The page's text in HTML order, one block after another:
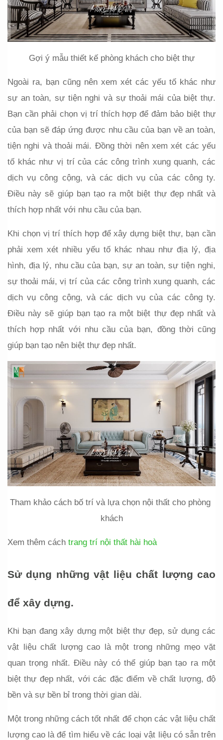
Gợi ý mẫu thiết kế phòng khách cho biệt thự
Ngoài ra, bạn cũng nên xem xét các yếu tố khác như
sự an toàn, sự tiện nghi và sự thoải mái của biệt thự.
Bạn cần phải chọn vị trí thích hợp để đảm bảo biệt thự
của bạn sẽ đáp ứng được nhu cầu của bạn về an toàn,
tiện nghi và thoải mái. Đồng thời nên xem xét các yếu
tố khác như vị trí của các công trình xung quanh, các
dịch vụ công cộng, và các dịch vụ của các công ty.
Điều này sẽ giúp bạn tạo ra một biệt thự đẹp nhất và
thích hợp nhất với nhu cầu của bạn.
Khi chọn vị trí thích hợp để xây dựng biệt thự, bạn cần
phải xem xét nhiều yếu tố khác nhau như địa lý, địa
hình, địa lý, nhu cầu của bạn, sự an toàn, sự tiện nghi,
sự thoải mái, vị trí của các công trình xung quanh, các
dịch vụ công cộng, và các dịch vụ của các công ty.
Điều này sẽ giúp bạn tạo ra một biệt thự đẹp nhất và
thích hợp nhất với nhu cầu của bạn, đồng thời cũng
giúp bạn tạo nên biệt thự đẹp nhất.
Tham khảo cách bố trí và lựa chọn nội thất cho phòng
khách
Xem thêm cách trang trí nội thất hài hoà
Sử dụng những vật liệu chất lượng cao
để xây dựng.
Khi bạn đang xây dựng một biệt thự đẹp, sử dụng các
vật liệu chất lượng cao là một trong những mẹo vặt
quan trọng nhất. Điều này có thể giúp bạn tạo ra một
biệt thự đẹp nhất, với các đặc điểm về chất lượng, độ
bền và sự bền bỉ trong thời gian dài.
Một trong những cách tốt nhất để chọn các vật liệu chất
lượng cao là để tìm hiểu về các loại vật liệu có sẵn trên